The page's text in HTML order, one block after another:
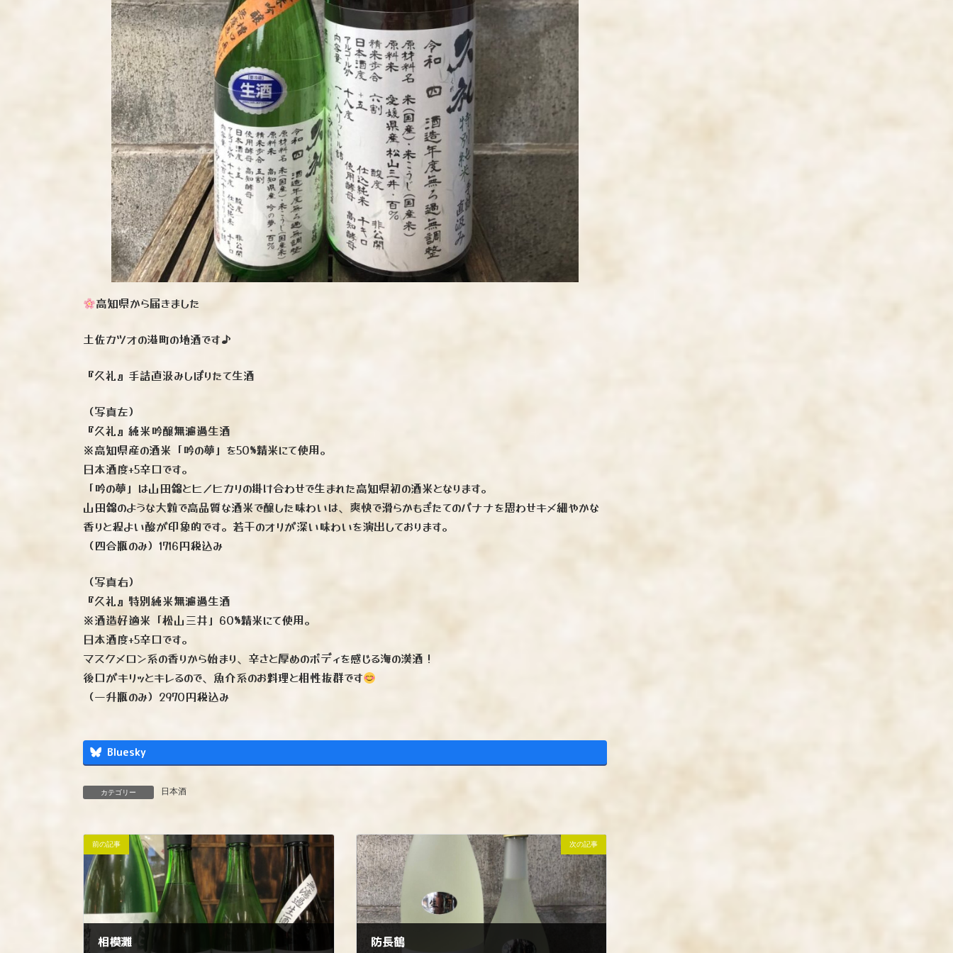
高知県から届きました
土佐カツオの港町の地酒です♪
『久礼』手詰直汲みしぼりたて生酒
（写真左）
『久礼』純米吟醸無濾過生酒
※高知県産の酒米「吟の夢」を50%精米にて使用。
日本酒度+5辛口です。
「吟の夢」は山田錦とヒノヒカリの掛け合わせで生まれた高知県初の酒米となります。
山田錦のような大粒で高品質な酒米で醸した味わいは、爽快で滑らかもぎたてのバナナを思わせキメ細やかな
香りと程よい酸が印象的です。若干のオリが深い味わいを演出しております。
（四合瓶のみ）1716円税込み
（写真右）
『久礼』特別純米無濾過生酒
※酒造好適米「松山三井」60%精米にて使用。
日本酒度+5辛口です。
マスクメロン系の香りから始まり、辛さと厚めのボディを感じる海の漢酒！
後口がキリッとキレるので、魚介系のお料理と相性抜群です
（一升瓶のみ）2970円税込み
Bluesky
カテゴリー 日本酒
前の記事
相模灘
次の記事
防長鶴